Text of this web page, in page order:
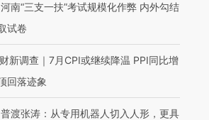
河南“三支一扶”考试规模化作弊 内外勾结
试卷
财新调查｜7月CPI或继续降温 PPI同比增
回落迹象
普渡张涛：从专用机器人切入人形，更具